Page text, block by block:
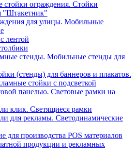
стойки ограждения. Стойки
"Штакетник"
для улицы. Мобильные
лентой
стенды. Мобильные стенды для
(стенды) для баннеров и плакатов.
стойки с подсветкой
панелью. Световые рамки на
клик. Светящиеся рамки
для рекламы. Светодинамические
для производства POS материалов
продукции и рекламных